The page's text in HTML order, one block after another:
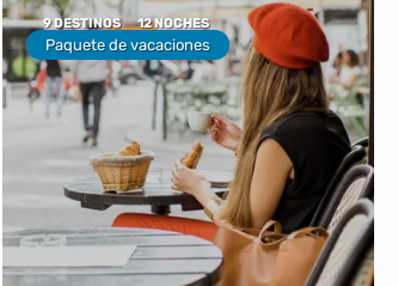
9 DESTINOS 12 NOCHES
Paquete de vacaciones